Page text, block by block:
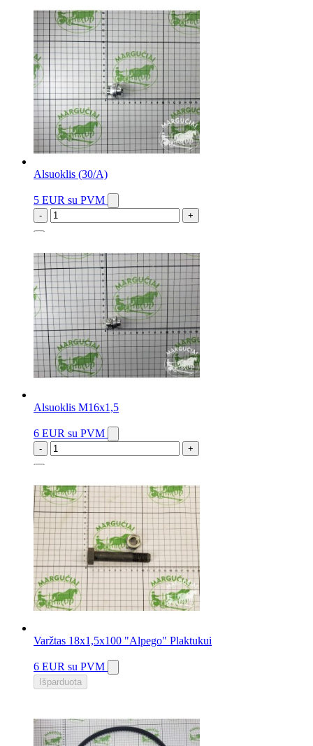
5 vnt.
Alsuoklis (30/A)
5 EUR su PVM
- +
Alsuoklis M16x1,5
6 EUR su PVM
- +
Varžtas 18x1,5x100 "Alpego" Plaktukui
6 EUR su PVM
Išparduota